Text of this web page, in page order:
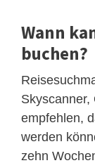
Wann
buchen?
Skyscanner,
empfehlen,
werden
zehn